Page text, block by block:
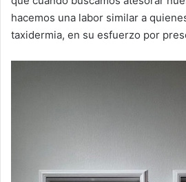
hacemos una labor similar a
taxidermia, en su esfuerzo por